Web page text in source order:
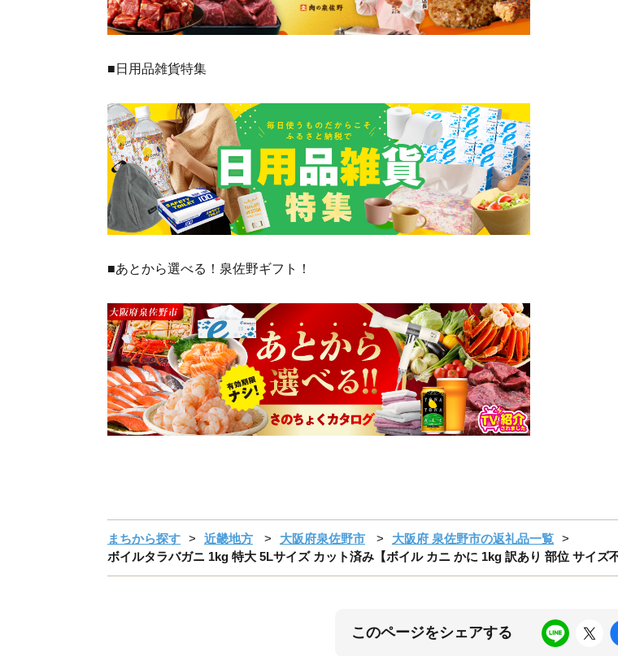
■日用品雑貨特集
■あとから選べる！泉佐野ギフト！
まちから探す 近畿地方 大阪府泉佐野市
大阪府 泉佐野市の返礼品一覧
ボイルタラバガニ 1kg 特大 5Lサイズ カット済み【ボイル カニ かに 1kg 訳あり 部位 サイズ
このページをシェアする